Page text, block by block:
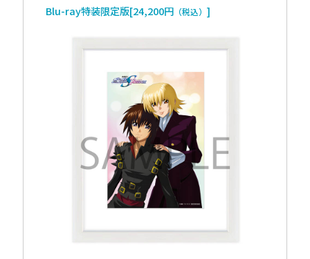
Blu-ray特装限定版[24,200円 （税込）]